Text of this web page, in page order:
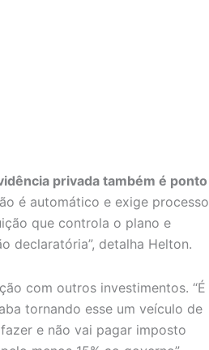
privada também é ponto
é automático e exige processo
que controla o plano e
declaratória”, detalha Helton.
com outros investimentos. “É
tornando esse um veículo de
e não vai pagar imposto